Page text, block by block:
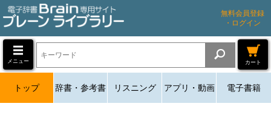
無料会員登録
・ログイン
メニュー カート
トップ 辞書・参考書 リスニング アプリ・動画 電子書籍